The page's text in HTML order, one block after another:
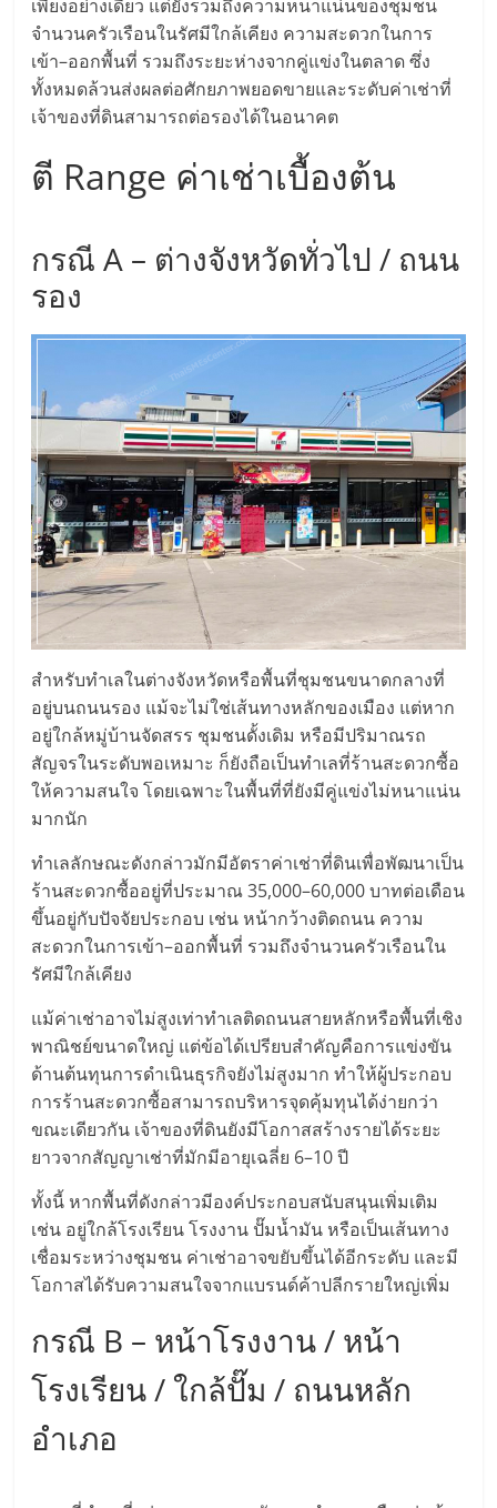
ลงทุน
น้อย
คืน
ทุน
ไว,
ที่
ปรึกษา
การ
ลงทุน
และ
ขยาย
สา
ขา
แฟ
รน
ไชส์,
ศูนย์
รวม
แฟ
รน
ไชส์
พร้อม
ทำเล
เพียงอย่างเดียว แต่ยังรวมถึงความหนาแน่นของชุมชน
จำนวนครัวเรือนในรัศมีใกล้เคียง ความสะดวกในการ
เข้า–ออกพื้นที่ รวมถึงระยะห่างจากคู่แข่งในตลาด ซึ่ง
ทั้งหมดล้วนส่งผลต่อศักยภาพยอดขายและระดับค่าเช่าที่
เจ้าของที่ดินสามารถต่อรองได้ในอนาคต
ตี Range ค่าเช่าเบื้องต้น
กรณี A – ต่างจังหวัดทั่วไป / ถนน
รอง
สำหรับทำเลในต่างจังหวัดหรือพื้นที่ชุมชนขนาดกลางที่
อยู่บนถนนรอง แม้จะไม่ใช่เส้นทางหลักของเมือง แต่หาก
อยู่ใกล้หมู่บ้านจัดสรร ชุมชนดั้งเดิม หรือมีปริมาณรถ
สัญจรในระดับพอเหมาะ ก็ยังถือเป็นทำเลที่ร้านสะดวกซื้อ
ให้ความสนใจ โดยเฉพาะในพื้นที่ที่ยังมีคู่แข่งไม่หนาแน่น
มากนัก
ทำเลลักษณะดังกล่าวมักมีอัตราค่าเช่าที่ดินเพื่อพัฒนาเป็น
ร้านสะดวกซื้ออยู่ที่ประมาณ 35,000–60,000 บาทต่อเดือน
ขึ้นอยู่กับปัจจัยประกอบ เช่น หน้ากว้างติดถนน ความ
สะดวกในการเข้า–ออกพื้นที่ รวมถึงจำนวนครัวเรือนใน
รัศมีใกล้เคียง
แม้ค่าเช่าอาจไม่สูงเท่าทำเลติดถนนสายหลักหรือพื้นที่เชิง
พาณิชย์ขนาดใหญ่ แต่ข้อได้เปรียบสำคัญคือการแข่งขัน
ด้านต้นทุนการดำเนินธุรกิจยังไม่สูงมาก ทำให้ผู้ประกอบ
การร้านสะดวกซื้อสามารถบริหารจุดคุ้มทุนได้ง่ายกว่า
ขณะเดียวกัน เจ้าของที่ดินยังมีโอกาสสร้างรายได้ระยะ
ยาวจากสัญญาเช่าที่มักมีอายุเฉลี่ย 6–10 ปี
ทั้งนี้ หากพื้นที่ดังกล่าวมีองค์ประกอบสนับสนุนเพิ่มเติม
เช่น อยู่ใกล้โรงเรียน โรงงาน ปั๊มน้ำมัน หรือเป็นเส้นทาง
เชื่อมระหว่างชุมชน ค่าเช่าอาจขยับขึ้นได้อีกระดับ และมี
โอกาสได้รับความสนใจจากแบรนด์ค้าปลีกรายใหญ่เพิ่ม
กรณี B – หน้าโรงงาน / หน้า
โรงเรียน / ใกล้ปั๊ม / ถนนหลัก
อำเภอ